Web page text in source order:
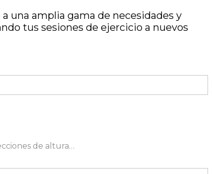
una amplia gama de necesidades y
tus sesiones de ejercicio a nuevos
de altura…